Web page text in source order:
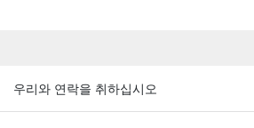
우리와 연락을 취하십시오